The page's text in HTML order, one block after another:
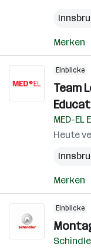
Merken
Einblicke
Team
MED-
Heute
Merken
Einblicke